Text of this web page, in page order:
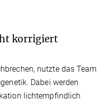
korrigiert
nutzte das Team
Dabei werden
lichtempfindlich